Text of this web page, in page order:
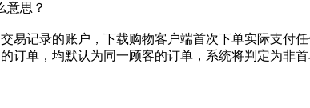
么意思？
易记录的账户，下载购物客户端首次下单实际支付
订单，均默认为同一顾客的订单，系统将判定为非